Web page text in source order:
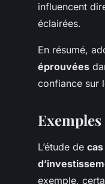
influencent
éclairées.
En résumé,
éprouvées
confiance sur
L’étude de
exemple,